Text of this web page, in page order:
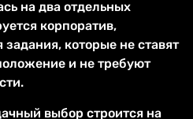
на два отдельных
корпоратив,
задания, которые не ставят
и не требуют
выбор строится на